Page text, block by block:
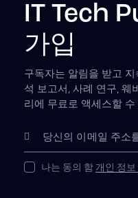
IT Tech
가입
구독자는 알림을 받고
석 보고서, 사례 연구, 웨
리에 무료로 액세스할 수
나는 동의 함 개인 정보